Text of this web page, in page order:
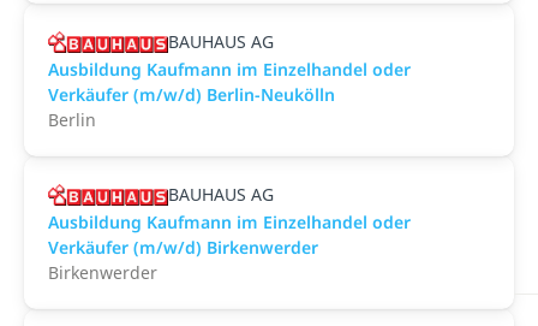
BAUHAUS AG
Ausbildung Kaufmann im Einzelhandel oder
Verkäufer (m/w/d) Berlin-Neukölln
Berlin
BAUHAUS AG
Ausbildung Kaufmann im Einzelhandel oder
Verkäufer (m/w/d) Birkenwerder
Birkenwerder